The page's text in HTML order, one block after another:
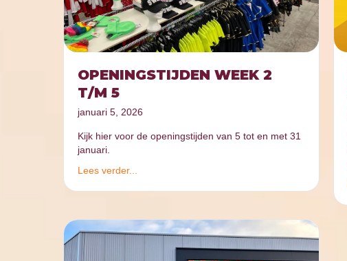
OPENINGSTIJDEN WEEK 2
T/M 5
januari 5, 2026
Kijk hier voor de openingstijden van 5 tot en met 31
januari.
Lees verder...